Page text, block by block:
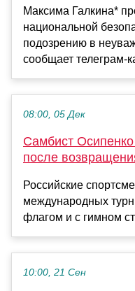
Максима Галкина*
национальной
подозрению в
сообщает телеграм-
08:00, 05 Дек
Самбист
после
Российские
международных
флагом и с гимном
10:00, 21 Сен